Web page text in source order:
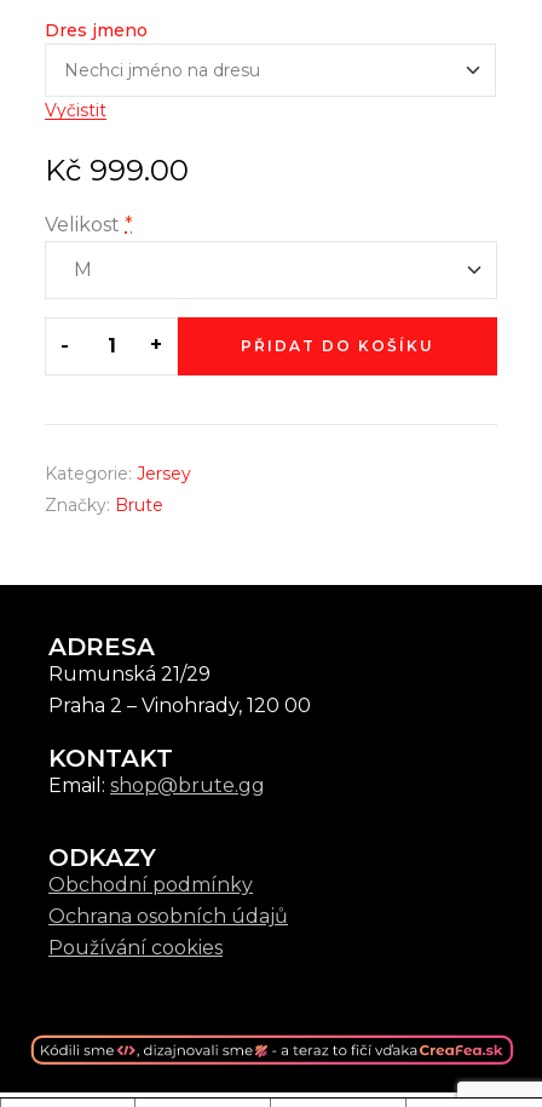
Dres jmeno
Vyčistit
Kč 999.00
Velikost *
- + PŘIDAT DO KOŠÍKU
Kategorie:Jersey
Značky: Brute
ADRESA
Rumunská 21/29
Praha 2 – Vinohrady, 120 00
KONTAKT
Email: shop@brute.gg
ODKAZY
Obchodní podmínky
Ochrana osobních údajů
Používání cookies